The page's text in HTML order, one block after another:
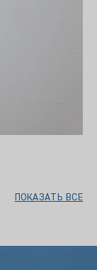
ПОКАЗАТЬ ВСЕ